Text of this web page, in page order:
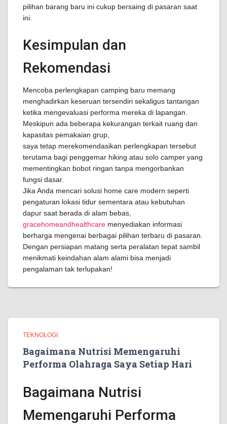
pilihan barang baru ini cukup bersaing di pasaran saat
ini.
Kesimpulan dan
Rekomendasi
Mencoba perlengkapan camping baru memang
menghadirkan keseruan tersendiri sekaligus tantangan
ketika mengevaluasi performa mereka di lapangan.
Meskipun ada beberapa kekurangan terkait ruang dan
kapasitas pemakaian grup,
saya tetap merekomendasikan perlengkapan tersebut
terutama bagi penggemar hiking atau solo camper yang
mementingkan bobot ringan tanpa mengorbankan
fungsi dasar.
Jika Anda mencari solusi home care modern seperti
pengaturan lokasi tidur sementara atau kebutuhan
dapur saat berada di alam bebas,
gracehomeandhealthcare menyediakan informasi
berharga mengenai berbagai pilihan terbaru di pasaran.
Dengan persiapan matang serta peralatan tepat sambil
menikmati keindahan alam alami bisa menjadi
pengalaman tak terlupakan!
TEKNOLOGI
Bagaimana Nutrisi Memengaruhi
Performa Olahraga Saya Setiap Hari
Bagaimana Nutrisi
Memengaruhi Performa